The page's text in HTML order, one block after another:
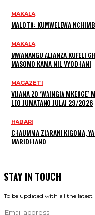
MAKALA
MALOTO: KUMWELEWA
MAKALA
MWANANGU ALIANZA KUFELI
MASOMO KAMA NILIVYODHANI
MAGAZETI
VIJANA 20 ‘WAINGIA
LEO JUMATANO JULAI 29/2026
HABARI
CHAUMMA ZIARANI KIGOMA,
MARIDHIANO
STAY IN TOUCH
To be updated with all the latest